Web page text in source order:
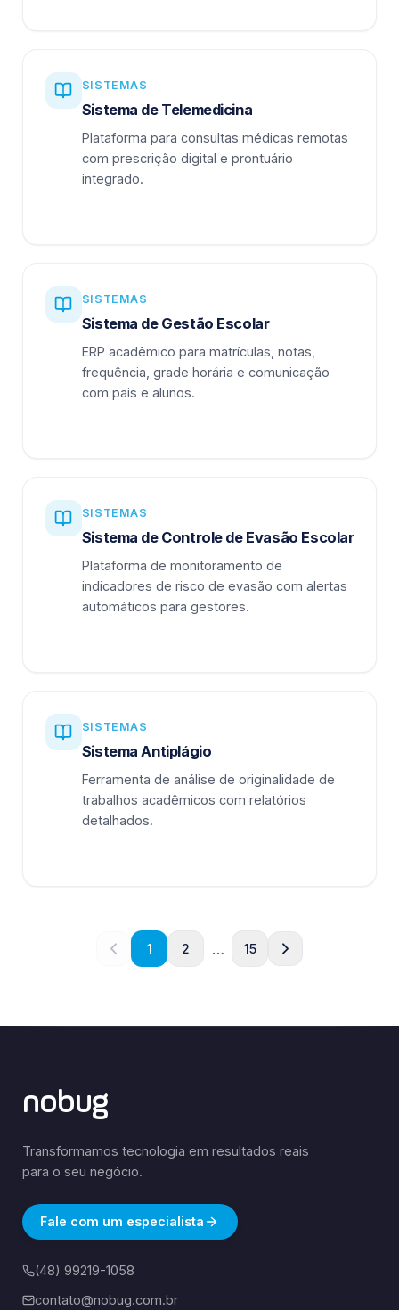
SISTEMAS
Sistema de Telemedicina
Plataforma para consultas médicas remotas
com prescrição digital e prontuário
integrado.
SISTEMAS
Sistema de Gestão Escolar
ERP acadêmico para matrículas, notas,
frequência, grade horária e comunicação
com pais e alunos.
SISTEMAS
Sistema de Controle de Evasão Escolar
Plataforma de monitoramento de
indicadores de risco de evasão com alertas
automáticos para gestores.
SISTEMAS
Sistema Antiplágio
Ferramenta de análise de originalidade de
trabalhos acadêmicos com relatórios
detalhados.
1 2 … 15
nobug
Transformamos tecnologia em resultados reais
para o seu negócio.
Fale com um especialista
(48) 99219-1058
contato@nobug.com.br